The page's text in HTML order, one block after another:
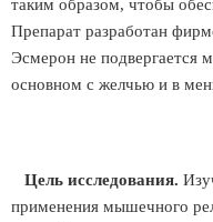
таким образом, чтобы
Препарат разработан
Эсмерон не подвергается
основном с желчью и в
Цель исследования.
применения мышечного